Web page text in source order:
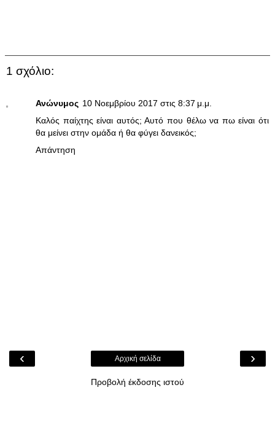
1 σχόλιο:
Ανώνυμος 10 Νοεμβρίου 2017 στις 8:37 μ.μ.
Καλός παίχτης είναι αυτός; Αυτό που θέλω να πω είναι ότι
θα μείνει στην ομάδα ή θα φύγει δανεικός;
Απάντηση
‹ ›
Αρχική σελίδα
Προβολή έκδοσης ιστού